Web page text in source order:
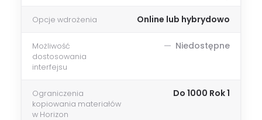
Opcje wdrożenia Online lub hybrydowo
Możliwość
dostosowania
interfejsu
Niedostępne
Ograniczenia
kopiowania materiałów
w Horizon
Do 1000 Rok 1